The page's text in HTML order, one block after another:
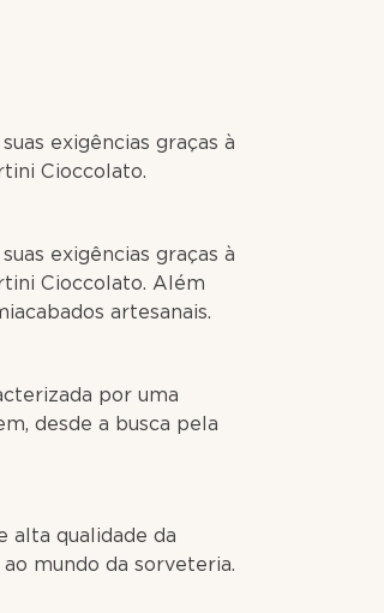
exigências graças à
Cioccolato.
exigências graças à
Cioccolato. Além
artesanais.
por uma
desde a busca pela
alta qualidade da
mundo da sorveteria.